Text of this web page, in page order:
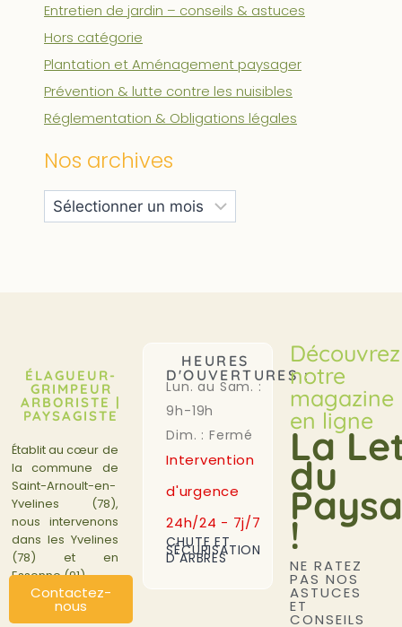
Entretien de jardin – conseils & astuces
Hors catégorie
Plantation et Aménagement paysager
Prévention & lutte contre les nuisibles
Réglementation & Obligations légales
Nos archives
ÉLAGUEUR-
GRIMPEUR
ARBORISTE |
PAYSAGISTE
Établit au cœur de
la commune de
Saint-Arnoult-en-
Yvelines (78),
nous intervenons
dans les Yvelines
(78) et en
Essonne (91).
Contactez-
nous
HEURES
D'OUVERTURES :
Lun. au Sam. :
9h-19h
Dim. : Fermé
Intervention
d'urgence
24h/24 - 7j/7
CHUTE ET
SÉCURISATION
D'ARBRES
Découvrez
notre
magazine
en ligne
La
du
!
NE RATEZ
PAS NOS
ASTUCES
ET
CONSEILS